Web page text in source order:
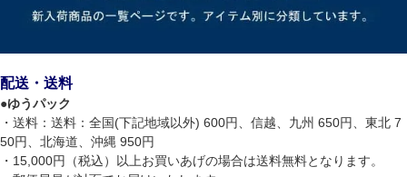
配送・送料
●ゆうパック
・送料：送料：全国(下記地域以外) 600円、信越、九州 650円、東北 7
50円、北海道、沖縄 950円
・15,000円（税込）以上お買いあげの場合は送料無料となります。